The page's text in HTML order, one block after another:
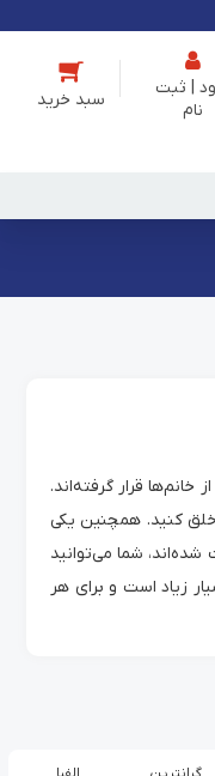
| ثبت
نام
قرار گرفته‌اند.
خلق کنید. همچنین یکی
شما می‌توانید
زیاد است و برای هر